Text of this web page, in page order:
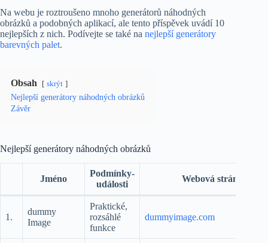
Na webu je roztroušeno mnoho generátorů náhodných
obrázků a podobných aplikací, ale tento příspěvek uvádí 10
nejlepších z nich. Podívejte se také na nejlepší generátory
barevných palet.
Obsah skrýt
Nejlepší generátory náhodných obrázků
Závěr
Nejlepší generátory náhodných obrázků
Jméno
Podmínky-
události
Webová stránka
1.
dummy
Image
Praktické,
rozsáhlé
funkce
dummyimage.com